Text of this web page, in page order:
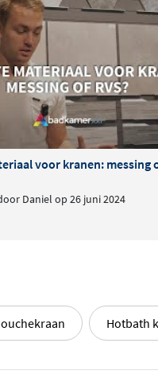
voor kranen: messing
Daniel op 26 juni 2024
Hotbath